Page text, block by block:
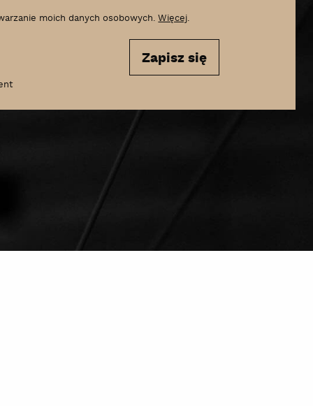
moich danych osobowych.Więcej.
Zapisz się